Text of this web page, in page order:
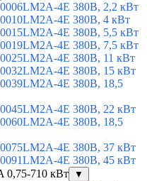
4E 380В, 2,2 кВт
4E 380В, 4 кВт
4E 380В, 5,5 кВт
4E 380В, 7,5 кВт
4E 380В, 11 кВт
4E 380В, 15 кВт
4E 380В, 18,5
4E 380В, 22 кВт
4E 380В, 18,5
4E 380В, 37 кВт
4E 380В, 45 кВт
0,75-710 кВт
▼